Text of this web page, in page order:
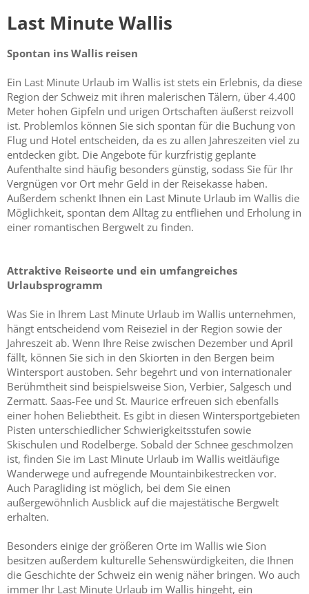
Last Minute Wallis
Spontan ins Wallis reisen
Ein Last Minute Urlaub im Wallis ist stets ein Erlebnis, da diese
Region der Schweiz mit ihren malerischen Tälern, über 4.400
Meter hohen Gipfeln und urigen Ortschaften äußerst reizvoll
ist. Problemlos können Sie sich spontan für die Buchung von
Flug und Hotel entscheiden, da es zu allen Jahreszeiten viel zu
entdecken gibt. Die Angebote für kurzfristig geplante
Aufenthalte sind häufig besonders günstig, sodass Sie für Ihr
Vergnügen vor Ort mehr Geld in der Reisekasse haben.
Außerdem schenkt Ihnen ein Last Minute Urlaub im Wallis die
Möglichkeit, spontan dem Alltag zu entfliehen und Erholung in
einer romantischen Bergwelt zu finden.
Attraktive Reiseorte und ein umfangreiches
Urlaubsprogramm
Was Sie in Ihrem Last Minute Urlaub im Wallis unternehmen,
hängt entscheidend vom Reiseziel in der Region sowie der
Jahreszeit ab. Wenn Ihre Reise zwischen Dezember und April
fällt, können Sie sich in den Skiorten in den Bergen beim
Wintersport austoben. Sehr begehrt und von internationaler
Berühmtheit sind beispielsweise Sion, Verbier, Salgesch und
Zermatt. Saas-Fee und St. Maurice erfreuen sich ebenfalls
einer hohen Beliebtheit. Es gibt in diesen Wintersportgebieten
Pisten unterschiedlicher Schwierigkeitsstufen sowie
Skischulen und Rodelberge. Sobald der Schnee geschmolzen
ist, finden Sie im Last Minute Urlaub im Wallis weitläufige
Wanderwege und aufregende Mountainbikestrecken vor.
Auch Paragliding ist möglich, bei dem Sie einen
außergewöhnlich Ausblick auf die majestätische Bergwelt
erhalten.
Besonders einige der größeren Orte im Wallis wie Sion
besitzen außerdem kulturelle Sehenswürdigkeiten, die Ihnen
die Geschichte der Schweiz ein wenig näher bringen. Wo auch
immer Ihr Last Minute Urlaub im Wallis hingeht, ein